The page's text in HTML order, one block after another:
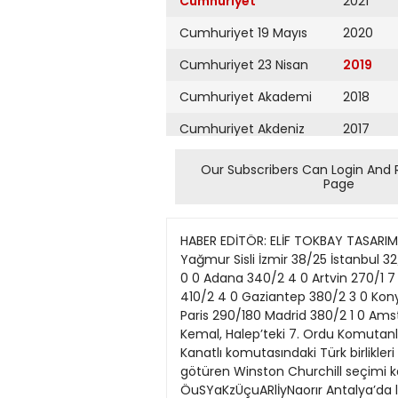
Cumhuriyet 19 Mayıs
Cumhuriyet 23 Nisan
Cumhuriyet Akademi
Cumhuriyet Akdeniz
Cumhuriyet Alışveriş
Cumhuriyet Ankara
Cumhuriyet Büyük
Taaruz
Cumhuriyet
Cumartesi
Cumhuriyet Çevre
2020
2019
2018
2017
2016
2015
2013
2012
2011
2010
2009
Our Subscribers Can Login And
Page
HABER EDİTÖR: ELİF TOKBAY TASARIM: İLKNUR FİLİZ 35 TEMMUZ 2019 CUMA Parçalı Bulutlu Açık Sağanak Bulutlu Karlı Yağmur Karla K. Yağmur Sisli İzmir 38/25 İstanbul 32/22 Antalya 35/24 Ankara 33/16 Mersin 32/26 Trabzon 27/20 Kars 27/7 Diyarbakır 39/20 Bursa 330/2 0 0 Adana 340/2 4 0 Artvin 270/1 7 0 Çanakkale 340/2 3 0 Balıkesir 340/1 9 0 Sivas 290/1 3 0 Erzurum 250/1 3 0 Eskişehir 330/1 7 0 Aydın 410/2 4 0 Gaziantep 380/2 3 0 Konya 330/2 0 0 Atina 360/2 5 0 Berlin 230/1 5 0 Girne 340/2 4 0 Londra 260/1 6 0 Moskova 200/1 2 0 Paris 290/180 Madrid 380/2 1 0 Amsterdam 220/1 3 0 Roma 290/1 8 0 New York 290/2 3 0 Tokyo 250/2 1 0 TARİHTE BUGÜN 1917: Mustafa Kemal, Halep’teki 7. Ordu Komutanlığı’na atandı. 1921: Antalya’yı işgal eden İtalyan güçlerinin son birliği de kentten ayrıldı. 1938: Şükrü Kanatlı komutasındaki Türk birlikleri Hatay’a girdi. Fransızların ilan ettiği sıkıyönetim kaldırıldı. 1945: İngiltere’yi II. Dünya Savaşı’nda zafere götüren Winston Churchill seçimi kaybedince başbakanlıktan ayrıldı. Adalet yanığıALADAĞ’DA 8 KİŞİYE HAPİS, KAMU GÖREVLİLERİNE BERAAT ÖuSYaKzÜçuARlİyNaorır Antalya’da lösemi tedavisi gören Öykü Arin’in nakil olduğu hastanede tedavi ve kontrolleri sürüyor. Sosyal medya hesabından Öykü’nün durumuyla ilgili bilgi veren Eylem Şen Yazıcı, kemoterapi sonrası saçlarını kaybeden kızının saçlarının tekrar çıkmaya başladığını ve Öykü’nün mutlu olduğunu dile getirdi. l İHA İSTİSMARA İSYAN ‘Susarsanız hainsiniz’ Antalya’da bir devlet okulunda, 4’üncü sınıfta eğitim gören 910 yaşındaki 25 öğrenciye cinsel istismarda bulunduğu iddiası ile tutuklu yargılanan sınıf öğretmeninin davası için dün Antalya’ya gelen Saadet Öğretmen Çocuk İstismarı ile Mücadele Derneği Başkanı Saadet Özkan, adliye binası dışında dernek üyeleriyle birlikte açıklama yaptı. Duruşmalara konulan basın yasağını eleştiren Özkan, “Diyorlar ki skandal olmasın. Yapılanlar ortaya çıkmasın. Soruyorum, biz bu çocukları nasıl koruyacağız... Bulunduğunuz yerde istismarcı varsa, kocanız, müdürünüz, akrabanız, her neyiniz olursa olsun eğer siz ihbar etmiyorsanız siz de vatan hainisiniz” dedi. l DHA ÇORLU FACİASI Çekilme talebi kabul edilmedi Tekirdağ Çorlu ilçesinde 25 kişinin yaşamını yitirdiği tren kazası davasının önceki gün görülen ilk duruşmasında çıkan olayların ardından 1’inci Ağır Ceza Mahkemesi heyetinin davadan çekilme kararı, 2’nci Ağır Ceza Mahkemesi tarafından uygun bulunmadı. Dosyadan çekilme kararı kaldırıldı. l DHA Adana’nın Aladağ ilçesinde Süleymancılar cemaatine ait kaçak yurtta 11’i çocuk 12 kişinin yaşamını yitirmesiyle ilgili 18 kişinin yargılandığı davada 8 sanık 8 yıl ile 12 yıl arasında değişen